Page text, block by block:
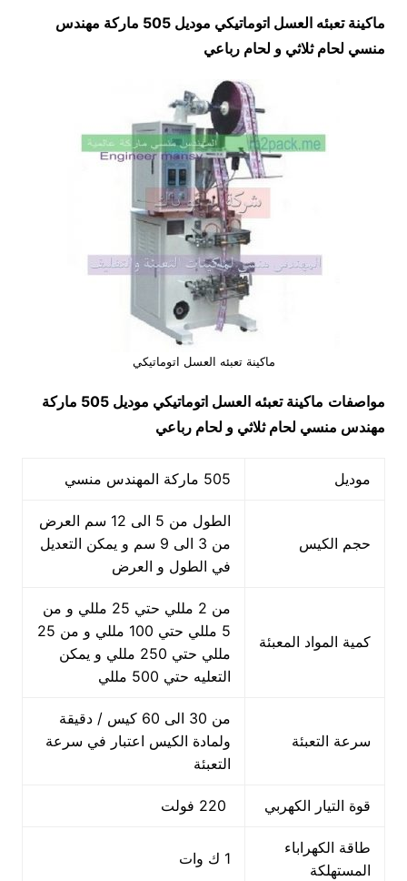
ماكينة تعبئه العسل اتوماتيكي موديل 505 ماركة مهندس
منسي لحام ثلاثي و لحام رباعي
ماكينة تعبئه العسل اتوماتيكي
مواصفات ماكينة تعبئه العسل اتوماتيكي
موديل 505 ماركة
مهندس منسي لحام ثلاثي و لحام رباعي
موديل 505 ماركة المهندس منسي
حجم الكيس
الطول من 5 الى 12 سم العرض
من 3 الى 9 سم و يمكن التعديل
في الطول و العرض
كمية المواد المعبئة
من 2 مللي حتي 25 مللي و من
5 مللي حتي 100 مللي و من 25
مللي حتي 250 مللي و يمكن
التعليه حتي 500 مللي
سرعة التعبئة
من 30 الى 60 كيس / دقيقة
ولمادة الكيس اعتبار في سرعة
التعبئة
قوة التيار الكهربي
طاقة الكهراباء
المستهلكة
1 ك وات